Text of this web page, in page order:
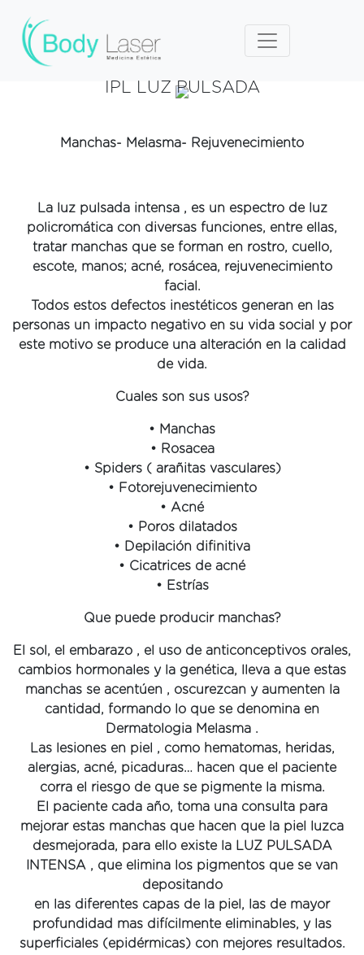
IPL LUZ PULSADA
Manchas- Melasma- Rejuvenecimiento
La luz pulsada intensa , es un espectro de luz
policromática con diversas funciones, entre ellas,
tratar manchas que se forman en rostro, cuello,
escote, manos; acné, rosácea, rejuvenecimiento
facial.
Todos estos defectos inestéticos generan en las
personas un impacto negativo en su vida social y por
este motivo se produce una alteración en la calidad
de vida.
Cuales son sus usos?
• Manchas
• Rosacea
• Spiders ( arañitas vasculares)
• Fotorejuvenecimiento
• Acné
• Poros dilatados
• Depilación difinitiva
• Cicatrices de acné
• Estrías
Que puede producir manchas?
El sol, el embarazo , el uso de anticonceptivos orales,
cambios hormonales y la genética, lleva a que estas
manchas se acentúen , oscurezcan y aumenten la
cantidad, formando lo que se denomina en
Dermatologia Melasma .
Las lesiones en piel , como hematomas, heridas,
alergias, acné, picaduras… hacen que el paciente
corra el riesgo de que se pigmente la misma.
El paciente cada año, toma una consulta para
mejorar estas manchas que hacen que la piel luzca
desmejorada, para ello existe la LUZ PULSADA
INTENSA , que elimina los pigmentos que se van
depositando
en las diferentes capas de la piel, las de mayor
profundidad mas difícilmente eliminables, y las
superficiales (epidérmicas) con mejores resultados.